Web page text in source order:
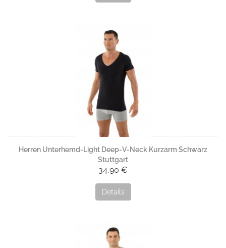
Herren Unterhemd-Light Deep-V-Neck Kurzarm Schwarz
Stuttgart
34,90 €
Details